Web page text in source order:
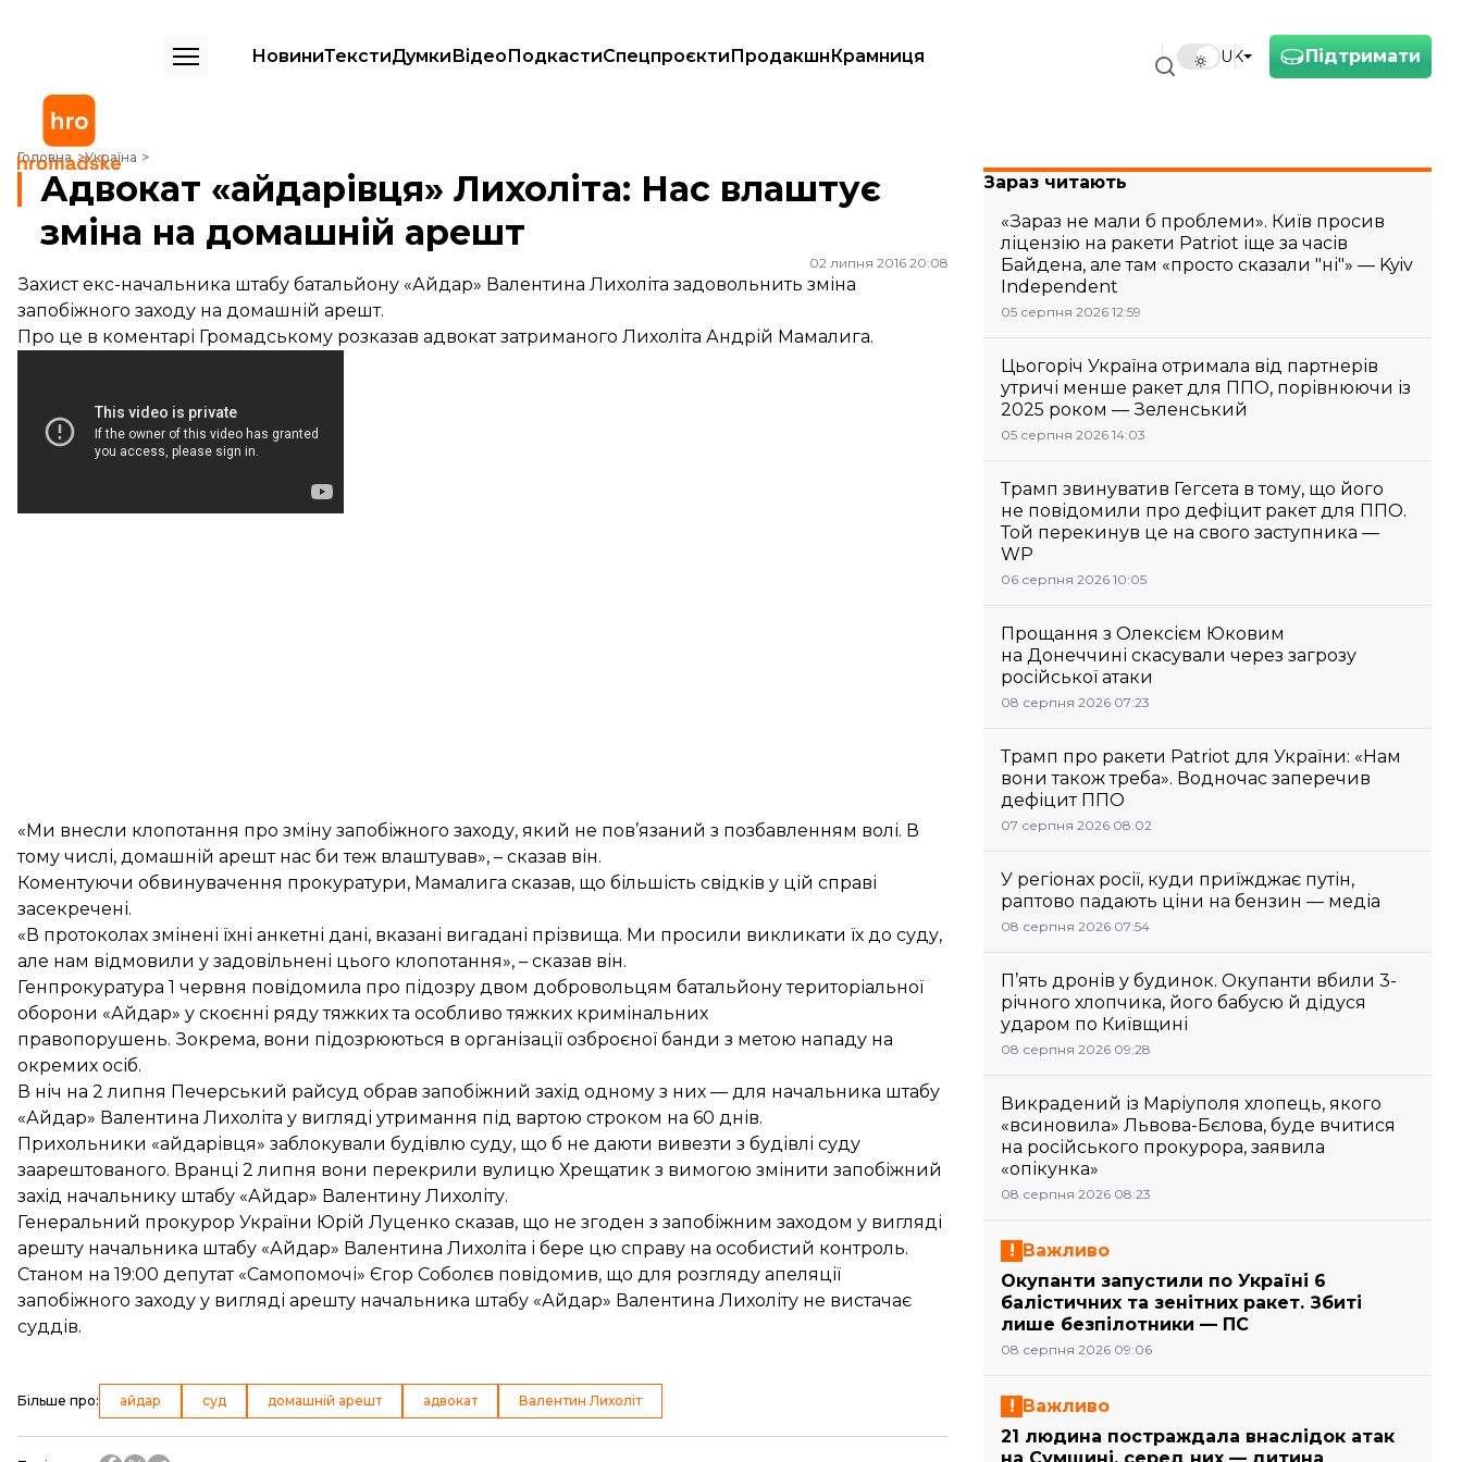
Підтримати
UK
НовиниТекстиДумкиВідеоПодкастиСпецпроєктиПродакшнКрамниця
Головна Україна
Адвокат «айдарівця» Лихоліта: Нас влаштує зміна на домашній арешт
Адвокат «айдарівця» Лихоліта: Нас влаштує
зміна на домашній арешт
02 липня 2016 20:08
Захист екс-начальника штабу батальйону «Айдар» Валентина Лихоліта задовольнить зміна
запобіжного заходу на домашній арешт.
Про це в коментарі Громадському розказав адвокат затриманого Лихоліта Андрій Мамалига.
«Ми внесли клопотання про зміну запобіжного заходу, який не пов’язаний з позбавленням волі. В
тому числі, домашній арешт нас би теж влаштував», – сказав він.
Коментуючи обвинувачення прокуратури, Мамалига сказав, що більшість свідків у цій справі
засекречені.
«В протоколах змінені їхні анкетні дані, вказані вигадані прізвища. Ми просили викликати їх до суду,
але нам відмовили у задовільнені цього клопотання», – сказав він.
Генпрокуратура 1 червня повідомила про підозру двом добровольцям батальйону територіальної
оборони «Айдар» у скоєнні ряду тяжких та особливо тяжких кримінальних
правопорушень. Зокрема, вони підозрюються в організації озброєної банди з метою нападу на
окремих осіб.
В ніч на 2 липня Печерський райсуд обрав запобіжний захід одному з них — для начальника штабу
«Айдар» Валентина Лихоліта у вигляді утримання під вартою строком на 60 днів.
Прихольники «айдарівця» заблокували будівлю суду, що б не даюти вивезти з будівлі суду
заарештованого. Вранці 2 липня вони перекрили вулицю Хрещатик з вимогою змінити запобіжний
захід начальнику штабу «Айдар» Валентину Лихоліту.
Генеральний прокурор України Юрій Луценко сказав, що не згоден з запобіжним заходом у вигляді
арешту начальника штабу «Айдар» Валентина Лихоліта і бере цю справу на особистий контроль.
Станом на 19:00 депутат «Самопомочі» Єгор Соболєв повідомив, що для розгляду апеляції
запобіжного заходу у вигляді арешту начальника штабу «Айдар» Валентина Лихоліту не вистачає
суддів.
Більше про: айдар суд домашній арешт адвокат Валентин Лихоліт
Зараз читають
«Зараз не мали б проблеми». Київ просив
ліцензію на ракети Patriot іще за часів
Байдена, але там «просто сказали "ні"» — Kyiv
Independent
05 серпня 2026 12:59
Цьогоріч Україна отримала від партнерів
утричі менше ракет для ППО, порівнюючи із
2025 роком — Зеленський
05 серпня 2026 14:03
Трамп звинуватив Гегсета в тому, що його
не повідомили про дефіцит ракет для ППО.
Той перекинув це на свого заступника —
WP
06 серпня 2026 10:05
Прощання з Олексієм Юковим
на Донеччині скасували через загрозу
російської атаки
08 серпня 2026 07:23
Трамп про ракети Patriot для України: «Нам
вони також треба». Водночас заперечив
дефіцит ППО
07 серпня 2026 08:02
У регіонах росії, куди приїжджає путін,
раптово падають ціни на бензин — медіа
08 серпня 2026 07:54
П’ять дронів у будинок. Окупанти вбили 3-
річного хлопчика, його бабусю й дідуся
ударом по Київщині
08 серпня 2026 09:28
Викрадений із Маріуполя хлопець, якого
«всиновила» Львова-Бєлова, буде вчитися
на російського прокурора, заявила
«опікунка»
08 серпня 2026 08:23
Важливо
Окупанти запустили по Україні 6
балістичних та зенітних ракет. Збиті
лише безпілотники — ПС
08 серпня 2026 09:06
Важливо
21 людина постраждала внаслідок атак